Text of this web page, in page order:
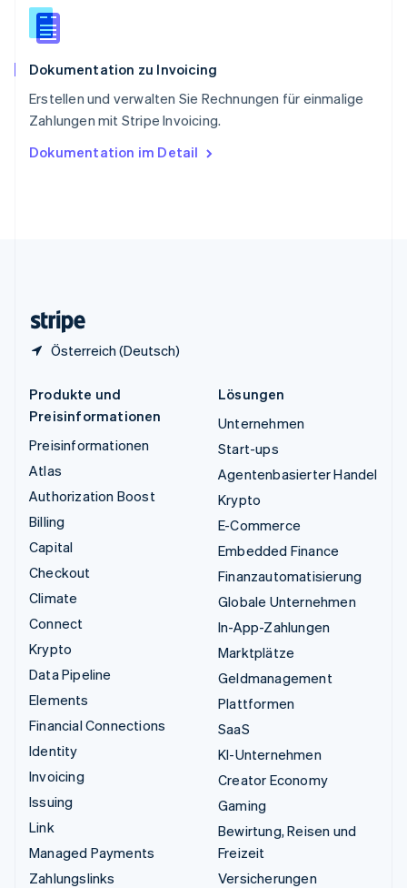
Dokumentation zu Invoicing
Erstellen und verwalten Sie Rechnungen für einmalige
Zahlungen mit Stripe Invoicing.
Dokumentation im Detail
Österreich (Deutsch)
English
Spanien
Thailand
Tschechische Republik
English
English
Produkte und
Preisinformationen
Preisinformationen
Atlas
Authorization Boost
Billing
Capital
Checkout
Climate
Connect
Krypto
Data Pipeline
Elements
Financial Connections
Identity
Invoicing
Issuing
Link
Managed Payments
Zahlungslinks
Lösungen
Unternehmen
Start-ups
Agentenbasierter Handel
Krypto
E-Commerce
Embedded Finance
Finanzautomatisierung
Globale Unternehmen
In-App-Zahlungen
Marktplätze
Geldmanagement
Plattformen
SaaS
KI-Unternehmen
Creator Economy
Gaming
Bewirtung, Reisen und
Freizeit
Versicherungen